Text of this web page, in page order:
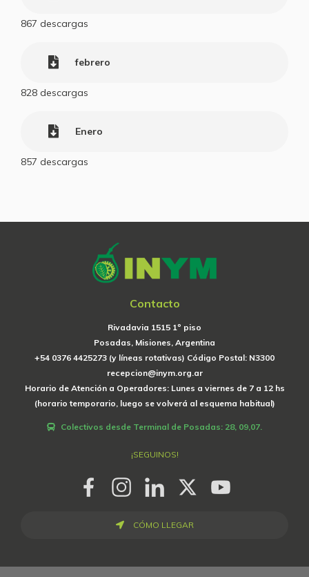
867 descargas
febrero
828 descargas
Enero
857 descargas
Contacto
Rivadavia 1515 1º piso
Posadas, Misiones, Argentina
+54 0376 4425273 (y líneas rotativas) Código Postal: N3300
recepcion@inym.org.ar
Horario de Atención a Operadores: Lunes a viernes de 7 a 12 hs
(horario temporario, luego se volverá al esquema habitual)
Colectivos desde Terminal de Posadas: 28, 09,07.
¡SEGUINOS!
CÓMO LLEGAR